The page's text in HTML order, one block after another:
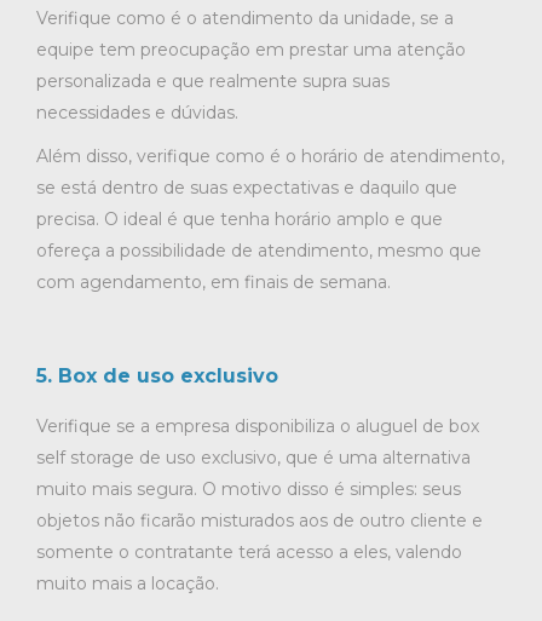
Verifique como é o atendimento da unidade, se a
equipe tem preocupação em prestar uma atenção
personalizada e que realmente supra suas
necessidades e dúvidas.
Além disso, verifique como é o horário de atendimento,
se está dentro de suas expectativas e daquilo que
precisa. O ideal é que tenha horário amplo e que
ofereça a possibilidade de atendimento, mesmo que
com agendamento, em finais de semana.
5. Box de uso exclusivo
Verifique se a empresa disponibiliza o aluguel de box
self storage de uso exclusivo, que é uma alternativa
muito mais segura. O motivo disso é simples: seus
objetos não ficarão misturados aos de outro cliente e
somente o contratante terá acesso a eles, valendo
muito mais a locação.